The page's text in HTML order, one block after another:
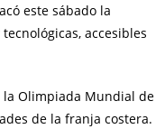
este sábado la
accesibles
la Olimpiada Mundial de
de la franja costera.